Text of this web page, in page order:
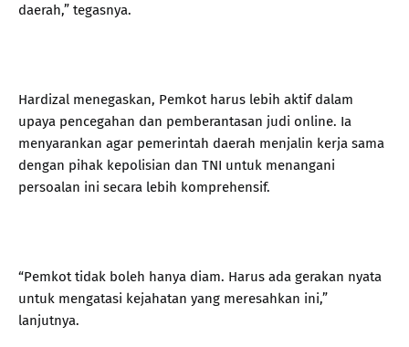
daerah,” tegasnya.
Hardizal menegaskan, Pemkot harus lebih aktif dalam
upaya pencegahan dan pemberantasan judi online. Ia
menyarankan agar pemerintah daerah menjalin kerja sama
dengan pihak kepolisian dan TNI untuk menangani
persoalan ini secara lebih komprehensif.
“Pemkot tidak boleh hanya diam. Harus ada gerakan nyata
untuk mengatasi kejahatan yang meresahkan ini,”
lanjutnya.